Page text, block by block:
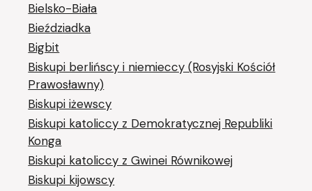
Bielsko-Biała
Bieździadka
Bigbit
Biskupi berlińscy i niemieccy (Rosyjski Kościół
Prawosławny)
Biskupi iżewscy
Biskupi katoliccy z Demokratycznej Republiki
Konga
Biskupi katoliccy z Gwinei Równikowej
Biskupi kijowscy